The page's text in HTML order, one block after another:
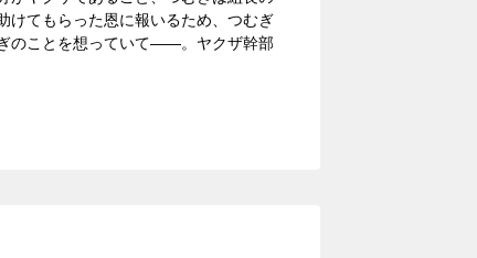
けてもらった恩に報いるため、つむぎ
のことを想っていて――。ヤクザ幹部